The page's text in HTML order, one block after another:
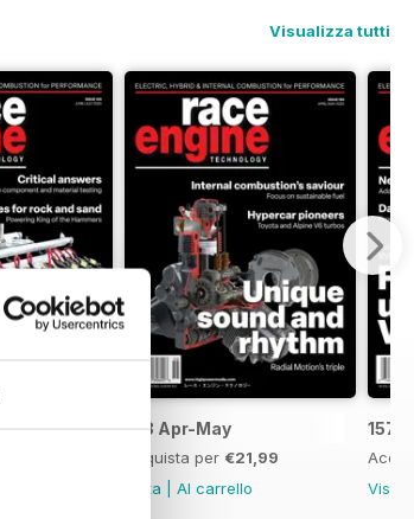
Visualizza tutti
158 Apr-May
Acquista per €21,99
Vista
Al carrello
157
Vista